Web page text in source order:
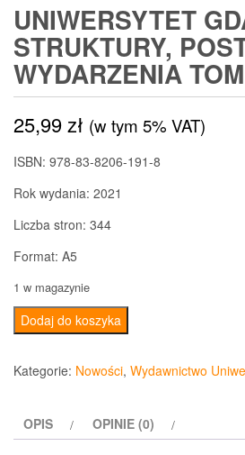
UNIWERSYTET
STRUKTURY,
WYDARZENIA
25,99zł (w tym 5% VAT)
ISBN: 978-83-8206-191-8
Rok wydania: 2021
Liczba stron: 344
Format: A5
1 w magazynie
ilość
Uniwersytet
Gdański
struktury,
wydarzenia
Dodaj do koszyka
Kategorie: Nowości, Wydawnictwo
OPIS OPINIE (0)